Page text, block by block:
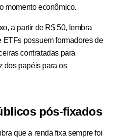
momento econômico.
a partir de R$ 50, lembra
ETFs possuem formadores de
contratadas para
dos papéis para os
pós-fixados
que a renda fixa sempre foi